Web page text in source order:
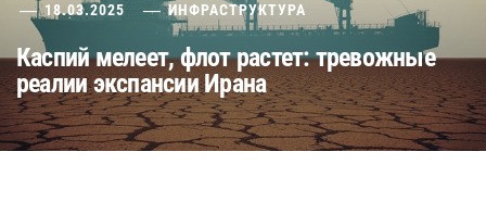
18.03.2025 ИНФРАСТРУКТУРА
Каспий мелеет, флот растет: тревожные
реалии экспансии Ирана